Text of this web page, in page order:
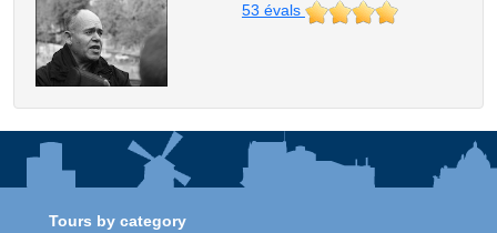
53 évals
Tours by category